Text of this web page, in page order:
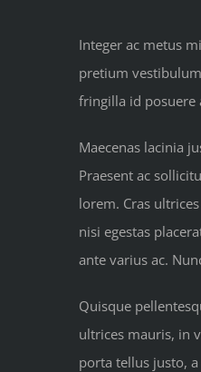
Integer ac metus
pretium
fringilla id posuere
Maecenas lacinia
Praesent ac
lorem. Cras
nisi egestas
ante varius ac.
Quisque
ultrices mauris, in
porta tellus justo,